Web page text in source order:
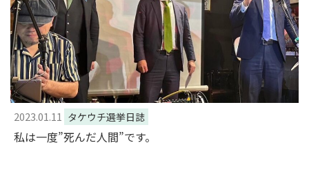
2023.01.11 タケウチ選挙日誌
私は一度”死んだ人間”です。